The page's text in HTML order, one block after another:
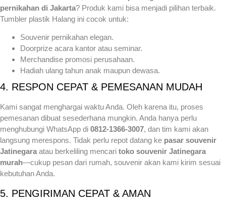
pernikahan di Jakarta? Produk kami bisa menjadi pilihan terbaik.
Tumbler plastik Halang ini cocok untuk:
Souvenir pernikahan elegan.
Doorprize acara kantor atau seminar.
Merchandise promosi perusahaan.
Hadiah ulang tahun anak maupun dewasa.
4. RESPON CEPAT & PEMESANAN MUDAH
Kami sangat menghargai waktu Anda. Oleh karena itu, proses
pemesanan dibuat sesederhana mungkin. Anda hanya perlu
menghubungi WhatsApp di 0812-1366-3007, dan tim kami akan
langsung merespons. Tidak perlu repot datang ke pasar souvenir
Jatinegaraatau berkeliling mencari toko souvenir Jatinegara
murah—cukup pesan dari rumah, souvenir akan kami kirim sesuai
kebutuhan Anda.
5. PENGIRIMAN CEPAT & AMAN